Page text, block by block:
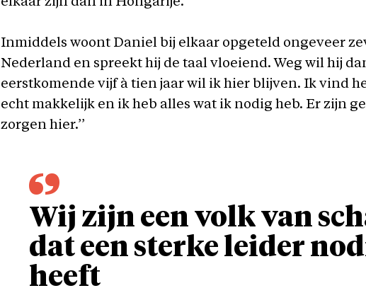
elkaar zijn dan in Hongarije.’’
Inmiddels woont Daniel bij elkaar opgeteld ongeveer
Nederland en spreekt hij de taal vloeiend. Weg wil hij
eerstkomende vijf à tien jaar wil ik hier blijven. Ik vind
echt makkelijk en ik heb alles wat ik nodig heb. Er zijn
zorgen hier.’’
Wij zijn een volk van
dat een sterke leider
heeft